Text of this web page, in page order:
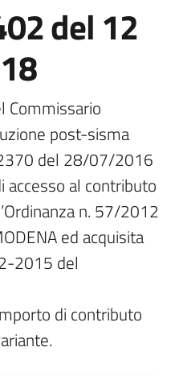
del 12
Commissario
post-sisma
del 28/07/2016
accesso al contributo
n. 57/2012
ed acquisita
2015 del
di contributo